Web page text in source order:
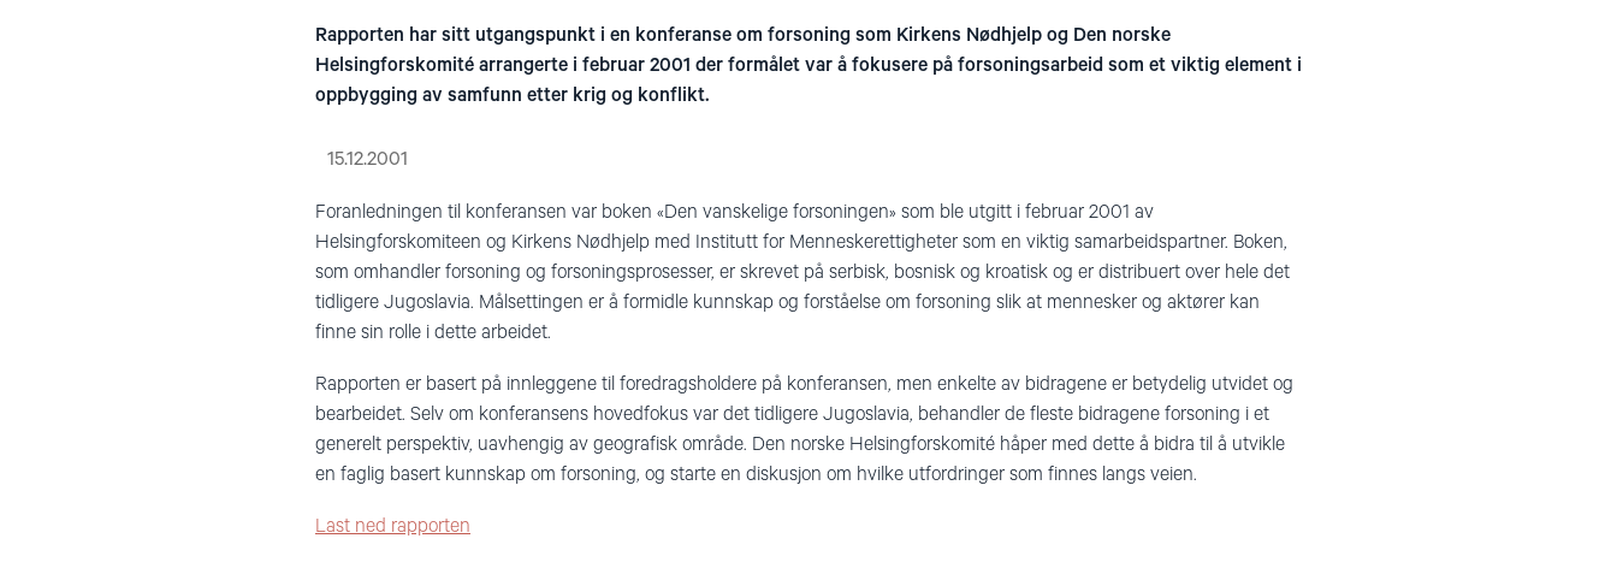
Rapporten har sitt utgangspunkt i en konferanse om forsoning som Kirkens Nødhjelp og Den norske
Helsingforskomité arrangerte i februar 2001 der formålet var å fokusere på forsoningsarbeid som et viktig element i
oppbygging av samfunn etter krig og konflikt.
15.12.2001
Foranledningen til konferansen var boken «Den vanskelige forsoningen» som ble utgitt i februar 2001 av
Helsingforskomiteen og Kirkens Nødhjelp med Institutt for Menneskerettigheter som en viktig samarbeidspartner. Boken,
som omhandler forsoning og forsoningsprosesser, er skrevet på serbisk, bosnisk og kroatisk og er distribuert over hele det
tidligere Jugoslavia. Målsettingen er å formidle kunnskap og forståelse om forsoning slik at mennesker og aktører kan
finne sin rolle i dette arbeidet.
Rapporten er basert på innleggene til foredragsholdere på konferansen, men enkelte av bidragene er betydelig utvidet og
bearbeidet. Selv om konferansens hovedfokus var det tidligere Jugoslavia, behandler de fleste bidragene forsoning i et
generelt perspektiv, uavhengig av geografisk område. Den norske Helsingforskomité håper med dette å bidra til å utvikle
en faglig basert kunnskap om forsoning, og starte en diskusjon om hvilke utfordringer som finnes langs veien.
Last ned rapporten